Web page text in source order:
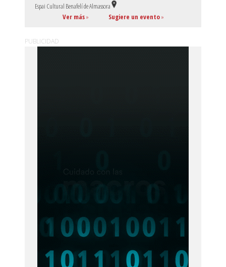
Espai Cultural Benafelí de Almassora
Ver más» Sugiere un evento»
PUBLICIDAD